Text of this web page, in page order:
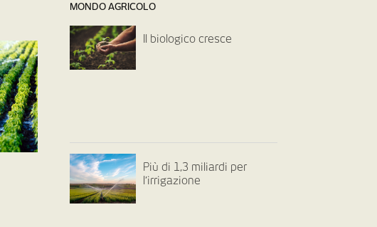
MONDO AGRICOLO
Il biologico cresce
Più di 1,3 miliardi per
l’irrigazione